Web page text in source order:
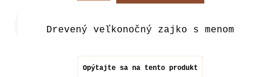
Drevený veľkonočný zajko s menom
Opýtajte sa na tento produkt